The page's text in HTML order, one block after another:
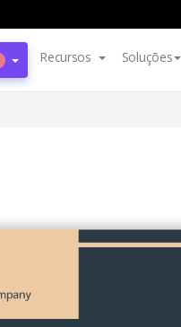
Recursos Soluções